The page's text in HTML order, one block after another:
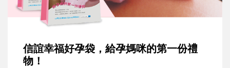
信誼幸福好孕袋，給孕媽咪的第一份禮
物！